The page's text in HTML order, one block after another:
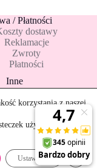
/ Płatności
dostawy
Reklamacje
Zwroty
Płatności
Inne
10 mleka
Mapa strony
Kontakt
zwroty
korzystania z naszej
używamy, lub
Ustawienia
do koszyka